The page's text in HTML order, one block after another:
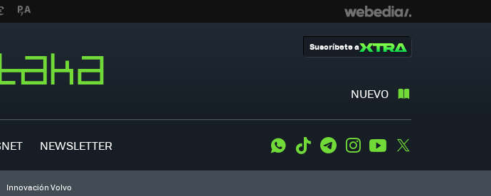
NUEVO
Suscríbete a
NEWSLETTER WhatsApp
Tiktok TelegramInstagramYoutube
Innovación Volvo